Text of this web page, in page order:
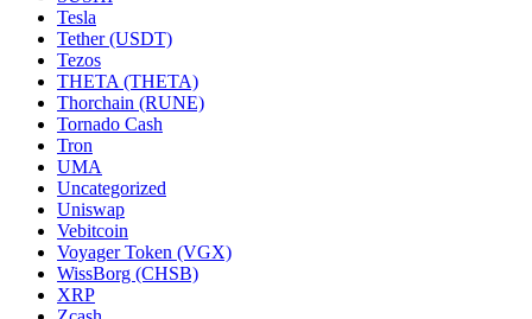
Tesla
Tether (USDT)
Tezos
THETA (THETA)
Thorchain (RUNE)
Tornado Cash
Tron
UMA
Uncategorized
Uniswap
Vebitcoin
Voyager Token (VGX)
WissBorg (CHSB)
XRP